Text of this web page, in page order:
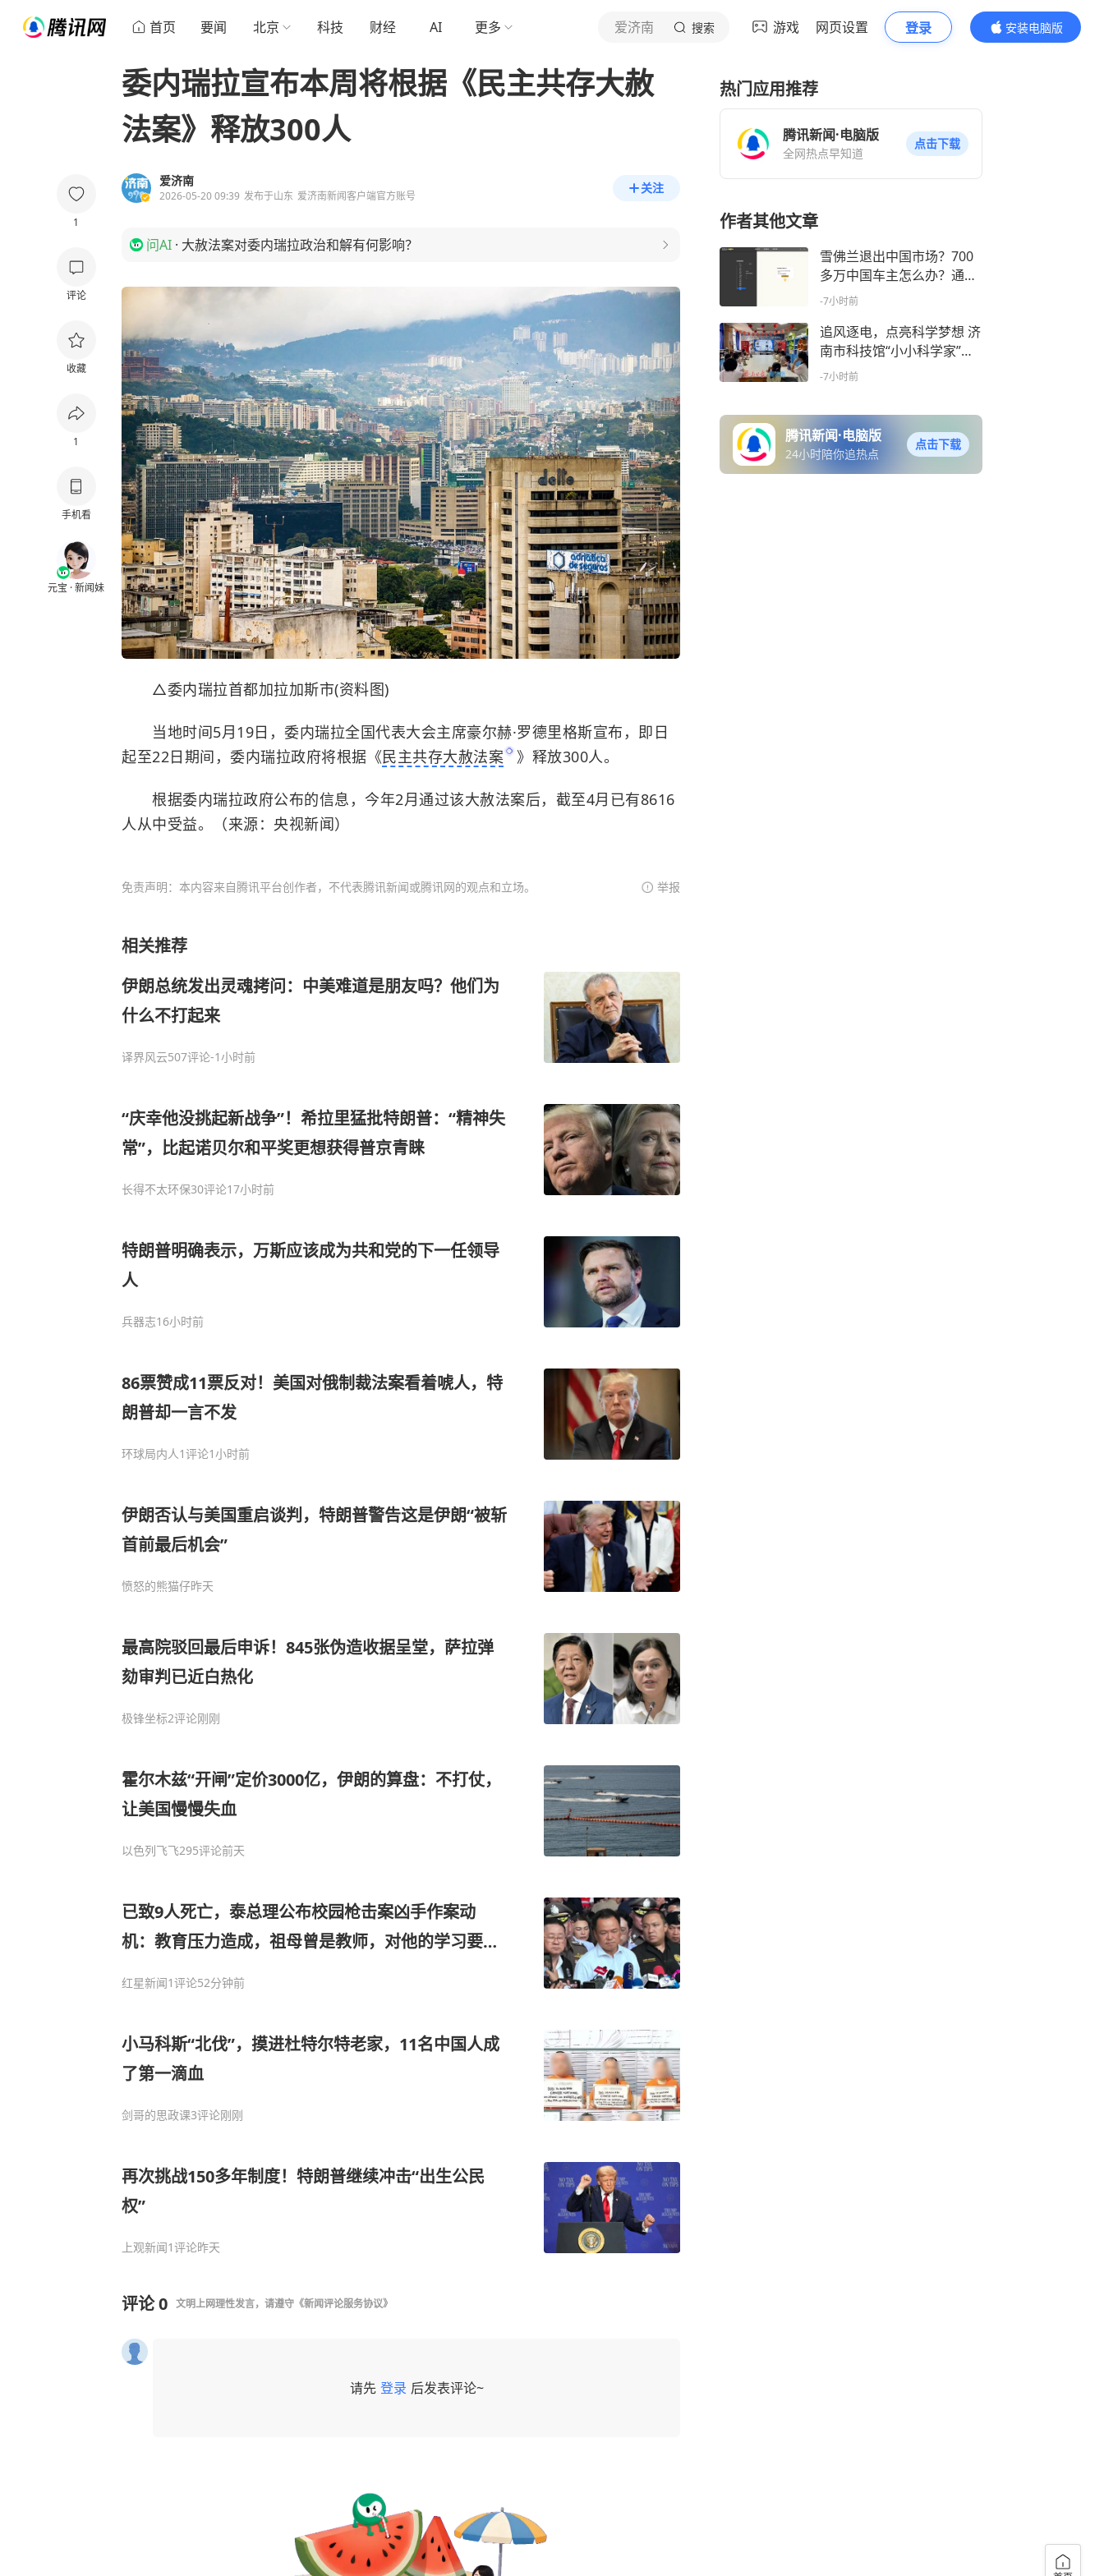
首页 要闻 北京 科技 财经 AI 更多 爱济南 搜索 游戏 网页设置 登录
安装电脑版
内容更精彩
1
评论
收藏
1
手机看
元宝 · 新闻妹
委内瑞拉宣布本周将根据《民主共存大赦
法案》释放300人
爱济南
2026-05-20 09:39 发布于山东 爱济南新闻客户端官方账号
关注
问AI · 大赦法案对委内瑞拉政治和解有何影响？
△委内瑞拉首都加拉加斯市(资料图)
当地时间5月19日，委内瑞拉全国代表大会主席豪尔赫·罗德里格斯宣布，即日
起至22日期间，委内瑞拉政府将根据《民主共存大赦法案 》释放300人。
根据委内瑞拉政府公布的信息，今年2月通过该大赦法案后，截至4月已有8616
人从中受益。（来源：央视新闻）
免责声明：本内容来自腾讯平台创作者，不代表腾讯新闻或腾讯网的观点和立场。 举报
相关推荐
伊朗总统发出灵魂拷问：中美难道是朋友吗？他们为
什么不打起来
译界风云507评论-1小时前
“庆幸他没挑起新战争”！希拉里猛批特朗普：“精神失
常”，比起诺贝尔和平奖更想获得普京青睐
长得不太环保30评论17小时前
特朗普明确表示，万斯应该成为共和党的下一任领导
人
兵器志16小时前
86票赞成11票反对！美国对俄制裁法案看着唬人，特
朗普却一言不发
环球局内人1评论1小时前
伊朗否认与美国重启谈判，特朗普警告这是伊朗“被斩
首前最后机会”
愤怒的熊猫仔昨天
最高院驳回最后申诉！845张伪造收据呈堂，萨拉弹
劾审判已近白热化
极锋坐标2评论刚刚
霍尔木兹“开闸”定价3000亿，伊朗的算盘：不打仗，
让美国慢慢失血
以色列飞飞295评论前天
已致9人死亡，泰总理公布校园枪击案凶手作案动
机：教育压力造成，祖母曾是教师，对他的学习要求
红星新闻1评论52分钟前
小马科斯“北伐”，摸进杜特尔特老家，11名中国人成
了第一滴血
剑哥的思政课3评论刚刚
再次挑战150多年制度！特朗普继续冲击“出生公民
权”
上观新闻1评论昨天
评论0 文明上网理性发言，请遵守 《新闻评论服务协议》
请先 登录 后发表评论~
热门应用推荐
腾讯新闻·电脑版
全网热点早知道
点击下载
作者其他文章
雪佛兰退出中国市场？700
多万中国车主怎么办？通用
汽车回应
-7小时前
追风逐电，点亮科学梦想 济
南市科技馆“小小科学家”公
益课堂探索风力发电奥秘
-7小时前
腾讯新闻·电脑版
24小时陪你追热点
点击下载